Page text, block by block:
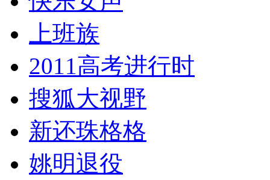
上班族
2011高考进行时
搜狐大视野
新还珠格格
姚明退役